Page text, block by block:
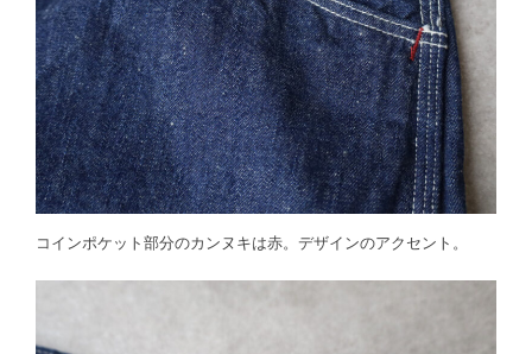
コインポケット部分のカンヌキは赤。デザインのアクセント。